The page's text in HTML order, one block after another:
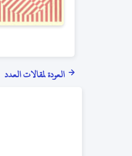
العودة لمقالات العدد